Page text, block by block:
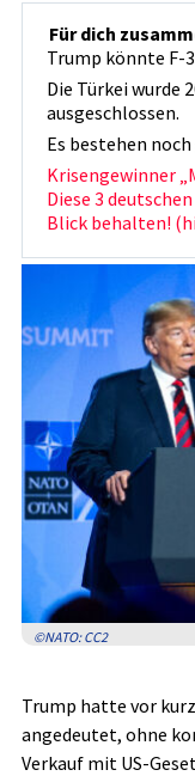
Für dich
Trump könnte F-
Die Türkei wurde
ausgeschlossen.
Es bestehen
Krisengewinner
Diese 3
Blick behalten!
©NATO: CC2
Trump hatte vor
angedeutet, ohne
Verkauf mit US-